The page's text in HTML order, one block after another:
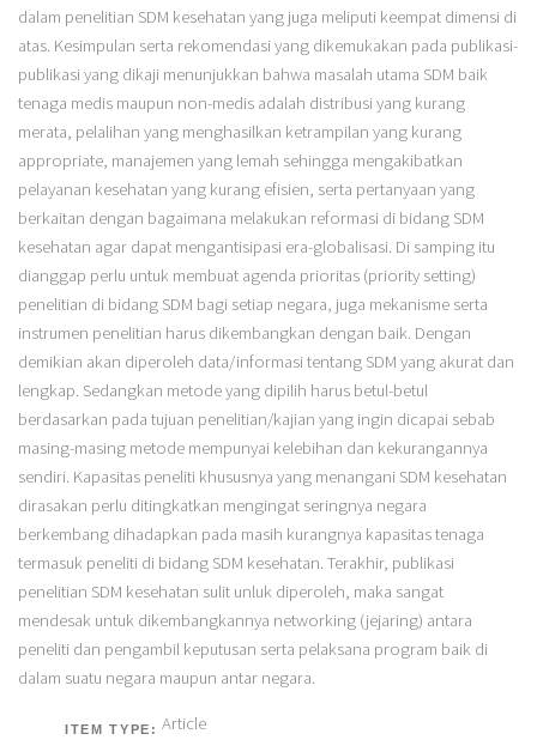
dalam penelitian SDM kesehatan yang juga meliputi keempat dimensi di
atas. Kesimpulan serta rekomendasi yang dikemukakan pada publikasi-
publikasi yang dikaji menunjukkan bahwa masalah utama SDM baik
tenaga medis maupun non-medis adalah distribusi yang kurang
merata, pelalihan yang menghasilkan ketrampilan yang kurang
appropriate, manajemen yang lemah sehingga mengakibatkan
pelayanan kesehatan yang kurang efisien, serta pertanyaan yang
berkaitan dengan bagaimana melakukan reformasi di bidang SDM
kesehatan agar dapat mengantisipasi era-globalisasi. Di samping itu
dianggap perlu untuk membuat agenda prioritas (priority setting)
penelitian di bidang SDM bagi setiap negara, juga mekanisme serta
instrumen penelitian harus dikembangkan dengan baik. Dengan
demikian akan diperoleh data/informasi tentang SDM yang akurat dan
lengkap. Sedangkan metode yang dipilih harus betul-betul
berdasarkan pada tujuan penelitian/kajian yang ingin dicapai sebab
masing-masing metode mempunyai kelebihan dan kekurangannya
sendiri. Kapasitas peneliti khususnya yang menangani SDM kesehatan
dirasakan perlu ditingkatkan mengingat seringnya negara
berkembang dihadapkan pada masih kurangnya kapasitas tenaga
termasuk peneliti di bidang SDM kesehatan. Terakhir, publikasi
penelitian SDM kesehatan sulit unluk diperoleh, maka sangat
mendesak untuk dikembangkannya networking (jejaring) antara
peneliti dan pengambil keputusan serta pelaksana program baik di
dalam suatu negara maupun antar negara.
ITEM TYPE: Article